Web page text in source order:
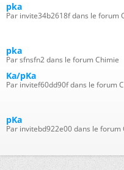
pka
Par invite34b2618f dans le forum
pka
Par sfnsfn2 dans le forum Chimie
Ka/pKa
Par invitef60dd90f dans le forum
pKa
Par invitebd922e00 dans le forum